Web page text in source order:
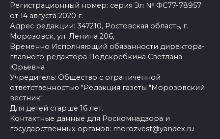
Регистрационный номер: серия Эл № ФС77-78957
от 14 августа 2020 г.
Адрес редакции: 347210, Ростовская область, г.
Морозовск, ул. Ленина 206,
Временно Исполняющий обязанности директора-
главного редактора Подскребкина Светлана
Юрьевна
Учредитель: Общество с ограниченной
ответственностью "Редакция газеты "Морозовский
вестник".
Для детей старше 16 лет.
Контактные данные для Роскомнадзора и
государственных органов: morozvest@yandex.ru